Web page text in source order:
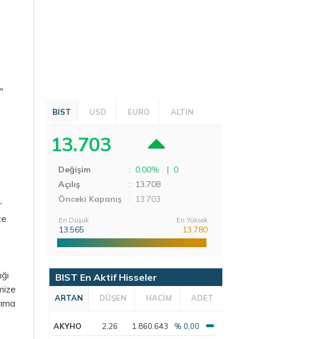
BIST USD EURO ALTIN
13.703
Değişim : 0,00% | 0
Açılış
: 13.708
Önceki Kapanış
: 13.703
En Düşük
13.565
En Yüksek
13.780
BIST En Aktif Hisseler
ARTAN DÜŞEN HACİM ADET
AKYHO 2,26 1.860.643 % 0,00